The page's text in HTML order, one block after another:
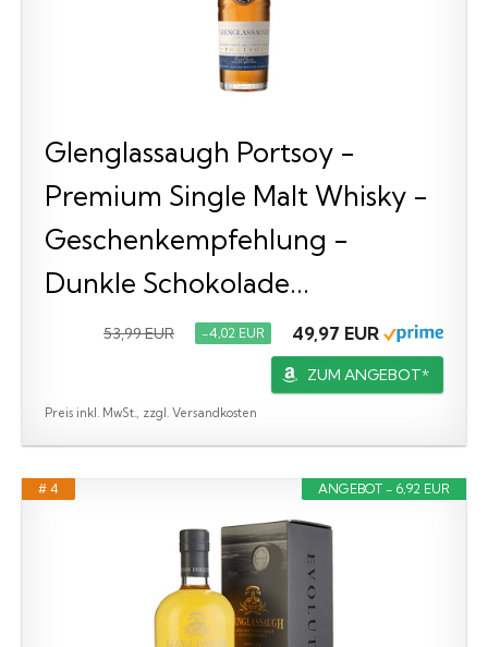
Glenglassaugh Portsoy -
Premium Single Malt Whisky -
Geschenkempfehlung -
Dunkle Schokolade...
53,99 EUR −4,02 EUR 49,97 EUR
ZUM ANGEBOT*
Preis inkl. MwSt., zzgl. Versandkosten
ANGEBOT - 6,92 EUR
# 4